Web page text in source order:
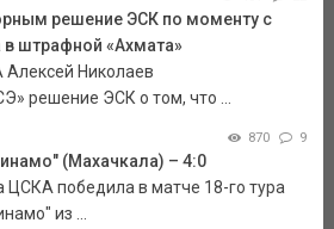
решение ЭСК по моменту с
штрафной «Ахмата»
Николаев
решение ЭСК о том, что ...
870 9
(Махачкала) – 4:0
победила в матче 18-го тура
из ...